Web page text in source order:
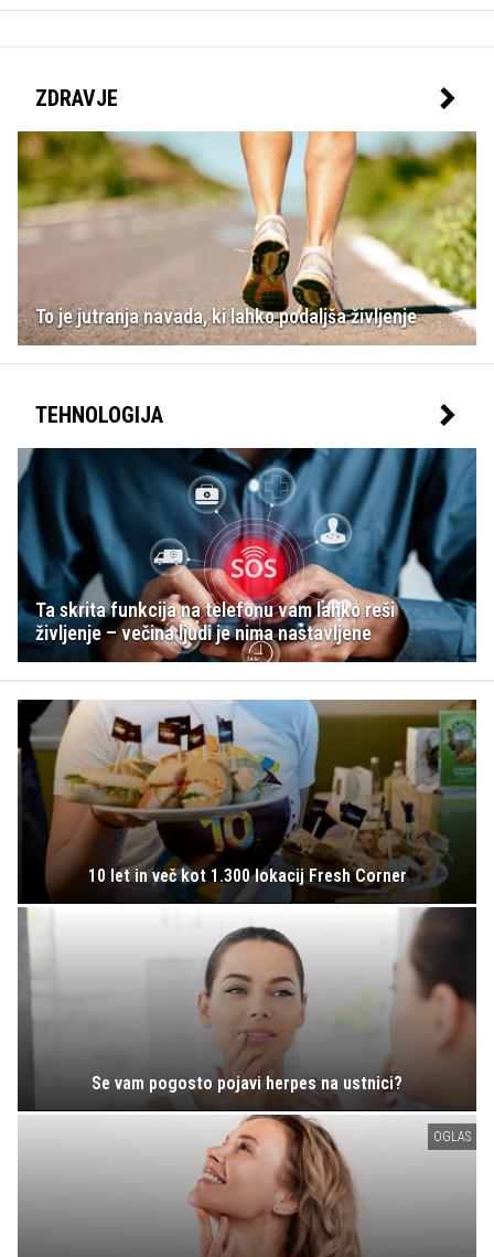
ZDRAVJE
To je jutranja navada, ki lahko podaljša življenje
TEHNOLOGIJA
Ta skrita funkcija na telefonu vam lahko reši
življenje – večina ljudi je nima nastavljene
10 let in več kot 1.300 lokacij Fresh Corner
Se vam pogosto pojavi herpes na ustnici?
OGLAS